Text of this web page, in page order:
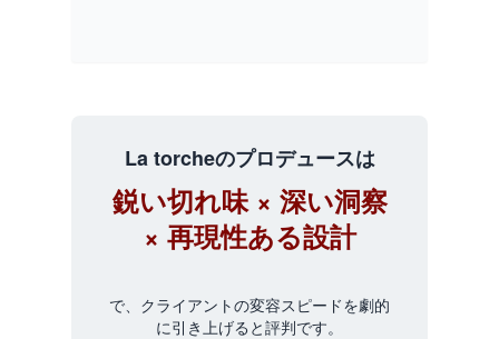
La torcheのプロデュースは
鋭い切れ味 × 深い洞察
× 再現性ある設計
で、クライアントの変容スピードを劇的
に引き上げると評判です。